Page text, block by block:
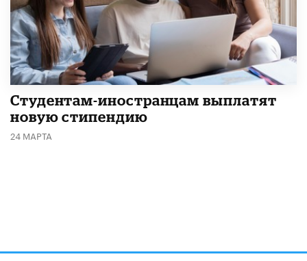
Студентам-иностранцам выплатят
новую стипендию
24 МАРТА